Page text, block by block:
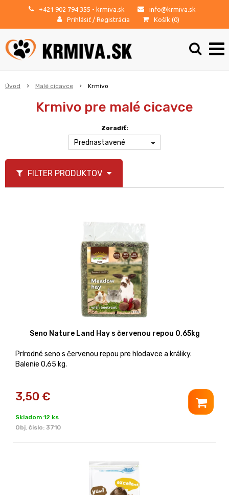
+421 902 794 355 - krmiva.sk
info@krmiva.sk
Prihlásiť / Registrácia Košík (0)
Úvod Malé cicavce Krmivo
Krmivo pre malé cicavce
Zoradiť:
Prednastavené
FILTER PRODUKTOV
Seno Nature Land Hay s červenou repou 0,65kg
Prírodné seno s červenou repou pre hlodavce a králiky.
Balenie 0,65 kg.
3,50 €
Skladom 12 ks
Obj. čislo: 3710